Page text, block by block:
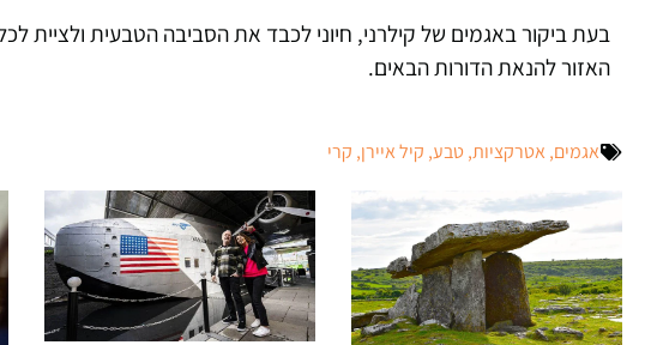
בעת ביקור באגמים של קילרני, חיוני לכבד את הסביבה הטבעית ולציית
האזור להנאת הדורות הבאים.
אגמים, אטרקציות,טבע, קיל איירן, קרי